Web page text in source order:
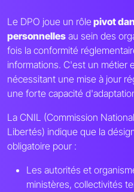
Le DPO joue un rôlepivot
personnelles au sein des
fois la conformité
informations. C'est un métier
nécessitant une mise à jour
une forte capacité
La CNIL (Commission
Libertés) indique que la
obligatoire pour :
Les autorités et
ministères, collectivités